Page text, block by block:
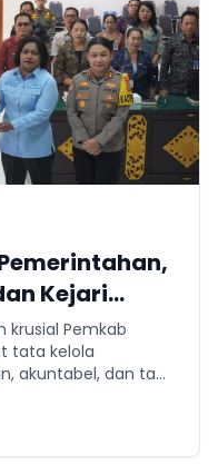
Kejari
Sama
krusial Pemkab
tata kelola
akuntabel, dan taat
pemberian